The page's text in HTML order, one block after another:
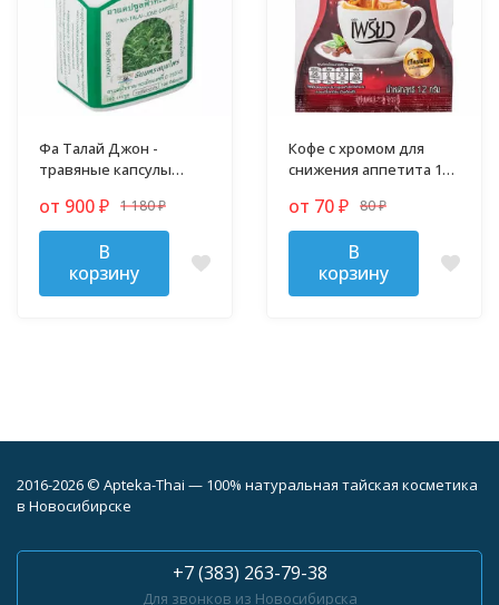
Фа Талай Джон -
травяные капсулы
простуды
от 900 ₽ 1 180₽
В
корзину
Кофе с хромом для
снижения аппетита 12
от 70 ₽ 80₽
В
корзину
2016-2026 © Apteka-Thai — 100% натуральная тайская косметика
в Новосибирске
+7 (383) 263-79-38
Для звонков из Новосибирска